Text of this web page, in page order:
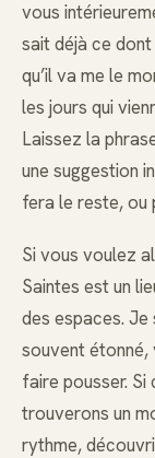
vous
sait déjà ce dont
qu’il va me le
les jours qui
Laissez la
une suggestion
fera le reste, ou
Si vous voulez
Saintes est un
des espaces. Je
souvent
faire pousser.
trouverons un
rythme,